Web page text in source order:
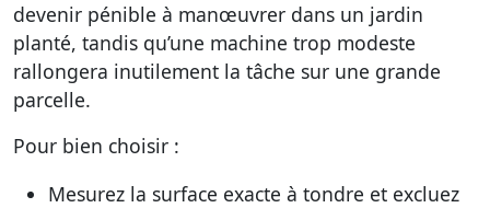
devenir pénible à manœuvrer dans un jardin
planté, tandis qu’une machine trop modeste
rallongera inutilement la tâche sur une grande
parcelle.
Pour bien choisir :
Mesurez la surface exacte à tondre et excluez